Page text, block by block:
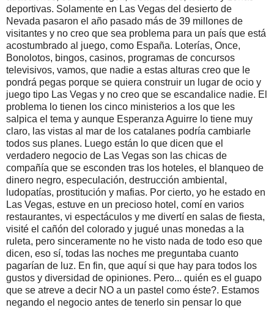
deportivas. Solamente en Las Vegas del desierto de
Nevada pasaron el año pasado más de 39 millones de
visitantes y no creo que sea problema para un país que está
acostumbrado al juego, como España. Loterías, Once,
Bonolotos, bingos, casinos, programas de concursos
televisivos, vamos, que nadie a estas alturas creo que le
pondrá pegas porque se quiera construir un lugar de ocio y
juego tipo Las Vegas y no creo que se escandalice nadie. El
problema lo tienen los cinco ministerios a los que les
salpica el tema y aunque Esperanza Aguirre lo tiene muy
claro, las vistas al mar de los catalanes podría cambiarle
todos sus planes. Luego están lo que dicen que el
verdadero negocio de Las Vegas son las chicas de
compañía que se esconden tras los hoteles, el blanqueo de
dinero negro, especulación, destrucción ambiental,
ludopatías, prostitución y mafias. Por cierto, yo he estado en
Las Vegas, estuve en un precioso hotel, comí en varios
restaurantes, vi espectáculos y me divertí en salas de fiesta,
visité el cañón del colorado y jugué unas monedas a la
ruleta, pero sinceramente no he visto nada de todo eso que
dicen, eso sí, todas las noches me preguntaba cuanto
pagarían de luz. En fin, que aquí si que hay para todos los
gustos y diversidad de opiniones. Pero... quién es el guapo
que se atreve a decir NO a un pastel como éste?. Estamos
negando el negocio antes de tenerlo sin pensar lo que